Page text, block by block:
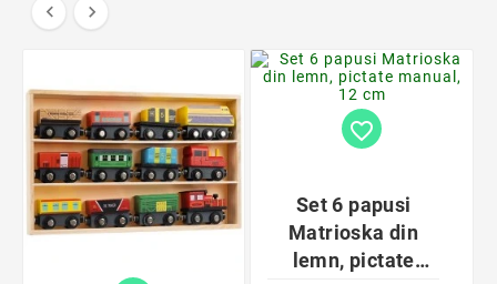
 
favorite_border
Set 6 papusi
Matrioska din
lemn, pictate